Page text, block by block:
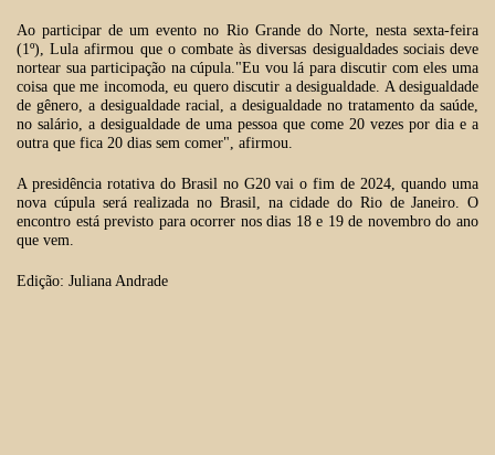
Ao participar de um evento no Rio Grande do Norte, nesta sexta-feira
(1º), Lula afirmou que o combate às diversas desigualdades sociais deve
nortear sua participação na cúpula."Eu vou lá para discutir com eles uma
coisa que me incomoda, eu quero discutir a desigualdade. A desigualdade
de gênero, a desigualdade racial, a desigualdade no tratamento da saúde,
no salário, a desigualdade de uma pessoa que come 20 vezes por dia e a
outra que fica 20 dias sem comer", afirmou.
A presidência rotativa do Brasil no G20 vai o fim de 2024, quando uma
nova cúpula será realizada no Brasil, na cidade do Rio de Janeiro. O
encontro está previsto para ocorrer nos dias 18 e 19 de novembro do ano
que vem.
Edição: Juliana Andrade